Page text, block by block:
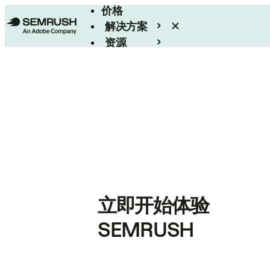
价格
解决方案
资源
立即开始体验
SEMRUSH